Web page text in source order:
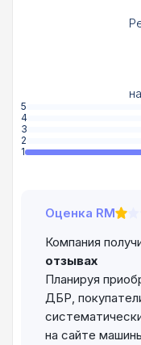
5
4
3
2
1
Оценка RM
Компания
отзывах
Планируя
ДБР,
на сайте